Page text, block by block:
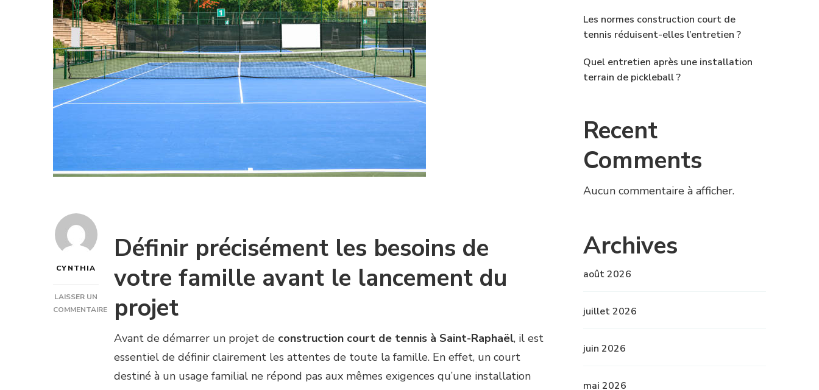
CYNTHIA
LAISSER UN
COMMENTAIRE
Définir précisément les besoins de
votre famille avant le lancement du
projet
Avant de démarrer un projet de construction court de tennis à Saint-Raphaël, il est
essentiel de définir clairement les attentes de toute la famille. En effet, un court
destiné à un usage familial ne répond pas aux mêmes exigences qu’une installation
Les normes construction court de
tennis réduisent-elles l’entretien ?
Quel entretien après une installation
terrain de pickleball ?
Recent
Comments
Aucun commentaire à afficher.
Archives
août 2026
juillet 2026
juin 2026
mai 2026